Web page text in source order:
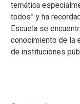
temática
todos” y ha
Escuela se
conocimiento de la
de instituciones